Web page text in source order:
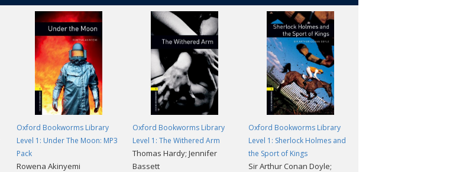
Oxford Bookworms Library
Level 1: Under The Moon: MP3
Pack
Rowena Akinyemi
Oxford Bookworms Library
Level 1: The Withered Arm
Thomas Hardy; Jennifer
Bassett
Oxford Bookworms Library
Level 1: Sherlock Holmes and
the Sport of Kings
Sir Arthur Conan Doyle;